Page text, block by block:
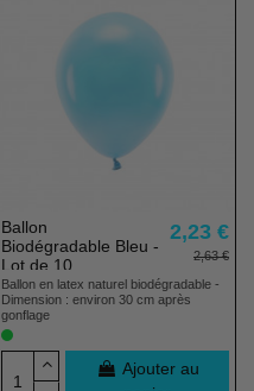
Ballon
Biodégradable Bleu -
Lot de 10
2,23 €
2,63 €
Ballon en latex naturel biodégradable -
Dimension : environ 30 cm après
gonflage
Ajouter au